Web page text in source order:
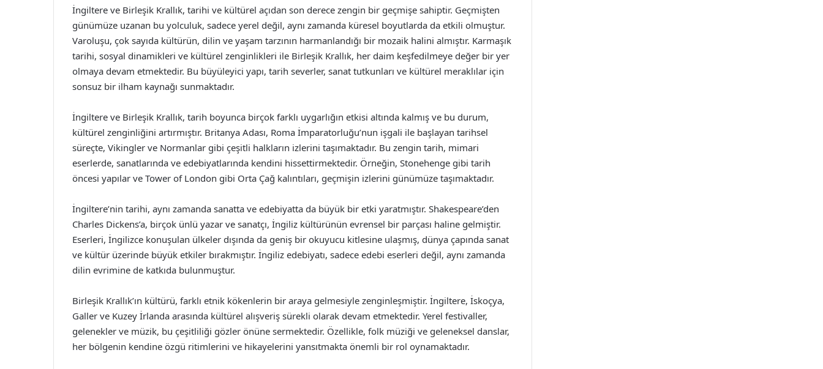
İngiltere ve Birleşik Krallık, tarihi ve kültürel açıdan son derece zengin bir geçmişe sahiptir. Geçmişten
günümüze uzanan bu yolculuk, sadece yerel değil, aynı zamanda küresel boyutlarda da etkili olmuştur.
Varoluşu, çok sayıda kültürün, dilin ve yaşam tarzının harmanlandığı bir mozaik halini almıştır. Karmaşık
tarihi, sosyal dinamikleri ve kültürel zenginlikleri ile Birleşik Krallık, her daim keşfedilmeye değer bir yer
olmaya devam etmektedir. Bu büyüleyici yapı, tarih severler, sanat tutkunları ve kültürel meraklılar için
sonsuz bir ilham kaynağı sunmaktadır.
İngiltere ve Birleşik Krallık, tarih boyunca birçok farklı uygarlığın etkisi altında kalmış ve bu durum,
kültürel zenginliğini artırmıştır. Britanya Adası, Roma İmparatorluğu’nun işgali ile başlayan tarihsel
süreçte, Vikingler ve Normanlar gibi çeşitli halkların izlerini taşımaktadır. Bu zengin tarih, mimari
eserlerde, sanatlarında ve edebiyatlarında kendini hissettirmektedir. Örneğin, Stonehenge gibi tarih
öncesi yapılar ve Tower of London gibi Orta Çağ kalıntıları, geçmişin izlerini günümüze taşımaktadır.
İngiltere’nin tarihi, aynı zamanda sanatta ve edebiyatta da büyük bir etki yaratmıştır. Shakespeare’den
Charles Dickens’a, birçok ünlü yazar ve sanatçı, İngiliz kültürünün evrensel bir parçası haline gelmiştir.
Eserleri, İngilizce konuşulan ülkeler dışında da geniş bir okuyucu kitlesine ulaşmış, dünya çapında sanat
ve kültür üzerinde büyük etkiler bırakmıştır. İngiliz edebiyatı, sadece edebi eserleri değil, aynı zamanda
dilin evrimine de katkıda bulunmuştur.
Birleşik Krallık’ın kültürü, farklı etnik kökenlerin bir araya gelmesiyle zenginleşmiştir. İngiltere, İskoçya,
Galler ve Kuzey İrlanda arasında kültürel alışveriş sürekli olarak devam etmektedir. Yerel festivaller,
gelenekler ve müzik, bu çeşitliliği gözler önüne sermektedir. Özellikle, folk müziği ve geleneksel danslar,
her bölgenin kendine özgü ritimlerini ve hikayelerini yansıtmakta önemli bir rol oynamaktadır.